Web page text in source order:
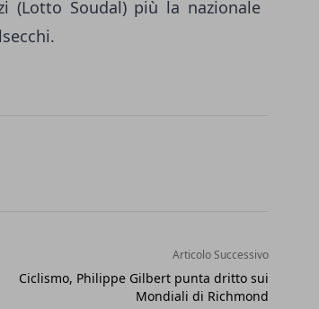
(Lotto Soudal) più la nazionale
Articolo Successivo
Ciclismo, Philippe Gilbert punta dritto sui
Mondiali di Richmond